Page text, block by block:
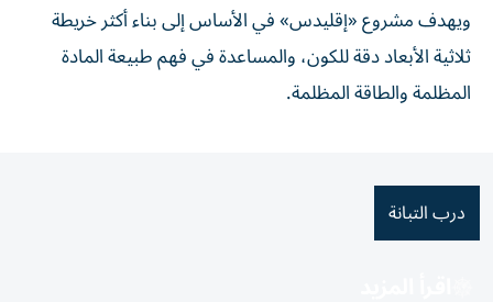
ويهدف مشروع «إقليدس» في الأساس إلى بناء أكثر خريطة
ثلاثية الأبعاد دقة للكون، والمساعدة في فهم طبيعة المادة
المظلمة والطاقة المظلمة.
درب التبانة